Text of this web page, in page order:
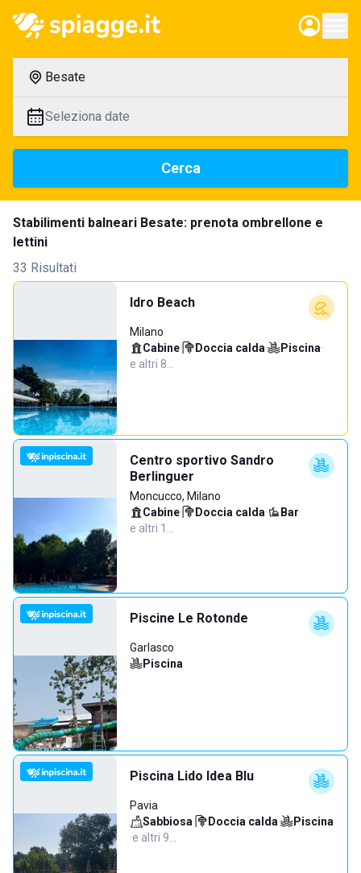
Besate
Seleziona date
Cerca
Stabilimenti balneari Besate: prenota ombrellone e
lettini
33 Risultati
Idro Beach
Milano
Cabine· Doccia calda· Piscina·
e altri 8…
Centro sportivo Sandro
Berlinguer
Moncucco, Milano
Cabine· Doccia calda· Bar·
e altri 1…
Piscine Le Rotonde
Garlasco
Piscina
Piscina Lido Idea Blu
Pavia
Sabbiosa· Doccia calda·
Piscina
·e altri 9…